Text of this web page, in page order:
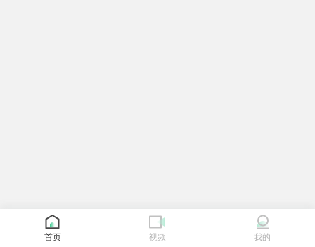
首页 视频 我的